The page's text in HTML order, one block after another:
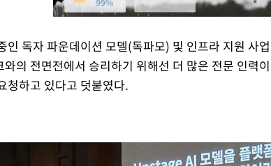
Mute
인 독자 파운데이션 모델(독파모) 및 인프라 지원 사
의 전면전에서 승리하기 위해선 더 많은 전문 인력
청하고 있다고 덧붙였다.